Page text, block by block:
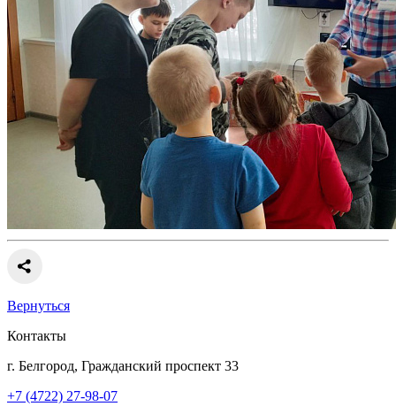
Вернуться
Контакты
г. Белгород, Гражданский проспект 33
+7 (4722) 27-98-07